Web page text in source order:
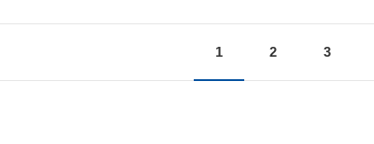
1 2 3